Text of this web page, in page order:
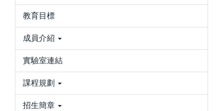
教育目標
成員介紹
實驗室連結
課程規劃
招生簡章